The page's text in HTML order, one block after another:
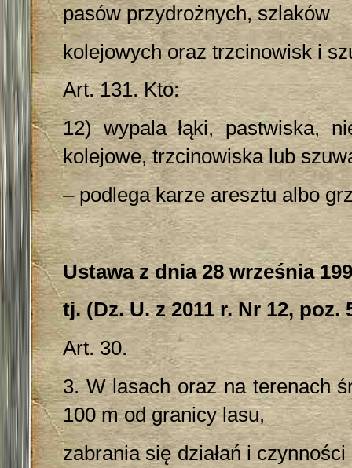
pasów przydrożnych, szlaków
kolejowych oraz trzcinowisk i
Art. 131. Kto:
12) wypala łąki, pastwiska,
kolejowe, trzcinowiska lub
– podlega karze aresztu albo
Ustawa z dnia 28 września
tj. (Dz. U. z 2011 r. Nr 12, poz.
Art. 30.
3. W lasach oraz na terenach
100 m od granicy lasu,
zabrania się działań i